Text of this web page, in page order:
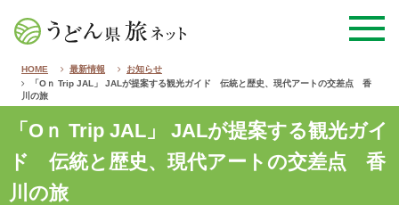
HOME 最新情報
お知らせ
「Oｎ Trip JAL」 JALが提案する観光ガイド 伝統と歴史、現代アートの交差点 香
川の旅
「Oｎ Trip JAL」 JALが提案する観光ガイ
ド 伝統と歴史、現代アートの交差点 香
川の旅